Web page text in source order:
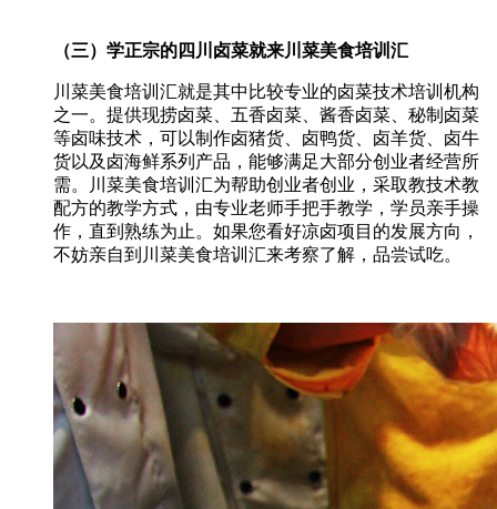
（三）学正宗的四川卤菜就来川菜美食培训汇
川菜美食培训汇就是其中比较专业的卤菜技术培训机构
之一。提供现捞卤菜、五香卤菜、酱香卤菜、秘制卤菜
等卤味技术，可以制作卤猪货、卤鸭货、卤羊货、卤牛
货以及卤海鲜系列产品，能够满足大部分创业者经营所
需。川菜美食培训汇为帮助创业者创业，采取教技术教
配方的教学方式，由专业老师手把手教学，学员亲手操
作，直到熟练为止。如果您看好凉卤项目的发展方向，
不妨亲自到川菜美食培训汇来考察了解，品尝试吃。